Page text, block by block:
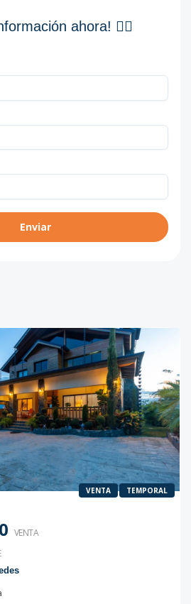
ahora! 👇🏽
Enviar
VENTA TEMPORAL
VENTA